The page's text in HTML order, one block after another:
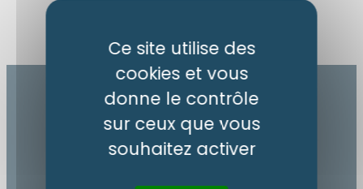
Ce site utilise des
cookies et vous
donne le contrôle
sur ceux que vous
souhaitez activer